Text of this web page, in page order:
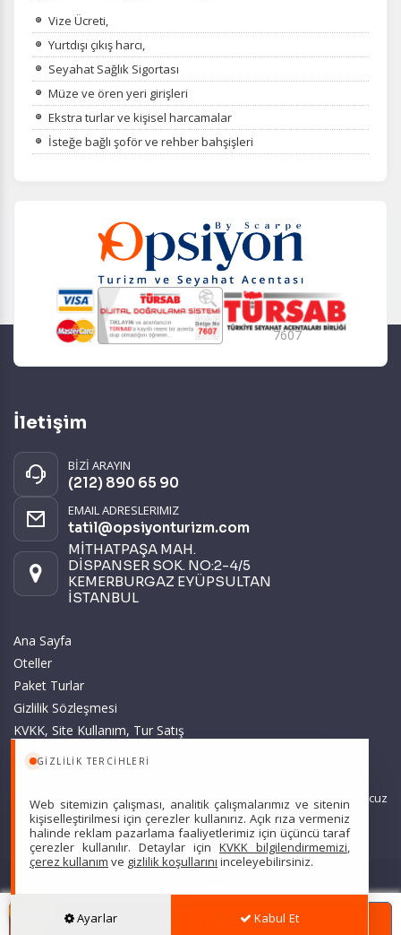
GIZLILIK TERCIHLERI
Web sitemizin çalışması, analitik çalışmalarımız ve sitenin
kişiselleştirilmesi için çerezler kullanırız. Açık rıza vermeniz
halinde reklam pazarlama faaliyetlerimiz için üçüncü taraf
çerezler kullanılır. Detaylar için KVKK bilgilendirmemizi,
çerez kullanım ve gizlilik koşullarını inceleyebilirsiniz.
Ayarlar Kabul Et
REZERVASYON YAPIN
Vize Ücreti,
Yurtdışı çıkış harcı,
Seyahat Sağlık Sigortası
Müze ve ören yeri girişleri
Ekstra turlar ve kişisel harcamalar
İsteğe bağlı şoför ve rehber bahşişleri
7607
İletişim
BİZİ ARAYIN
(212) 890 65 90
EMAIL ADRESLERIMIZ
tatil@opsiyonturizm.com
MİTHATPAŞA MAH.
DİSPANSER SOK. NO:2-4/5
KEMERBURGAZ EYÜPSULTAN
İSTANBUL
Ana Sayfa
Oteller
Paket Turlar
Gizlilik Sözleşmesi
KVKK, Site Kullanım, Tur Satış
ve Üyelik Sözleşmesi
Sitemizde anılan tüm fiyatlar, geçerli kartlar ile tek ödemede, en ucuz
başlangıç fiyatlardır ve yeterli kontenjan olması durumunda
geçerlidir.
Scarpe Turizm Seyahat Acentası Türsab: 7607 • Hizmet Sözleşmesi
Gizlilik Sözleşmesi